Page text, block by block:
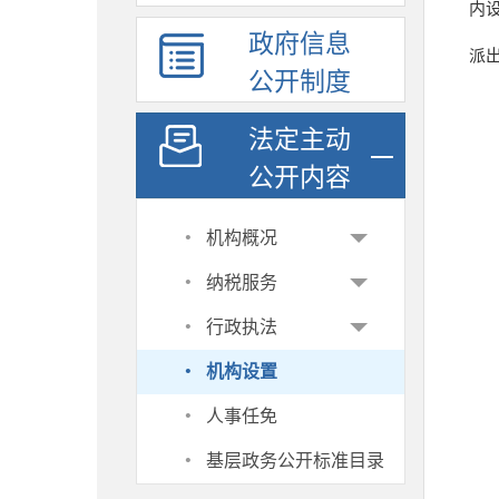
政府信息
公开制度
法定主动
公开内容
· 机构概况
· 纳税服务
· 行政执法
· 机构设置
· 人事任免
· 基层政务公开标准目录
内
派